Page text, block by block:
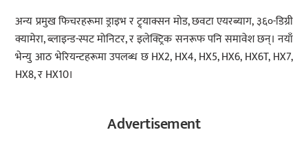
अन्य प्रमुख फिचरहरूमा ड्राइभ र ट्र्याक्सन मोड, छवटा एयरब्याग, ३६०-डिग्री
क्यामेरा, ब्लाइन्ड-स्पट मोनिटर, र इलेक्ट्रिक सनरूफ पनि समावेश छन्। नयाँ
भेन्यु आठ भेरियन्टहरूमा उपलब्ध छ HX2, HX4, HX5, HX6, HX6T, HX7,
HX8, र HX10।
Advertisement